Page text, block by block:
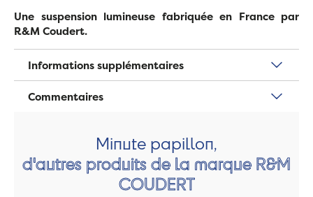
Une suspension lumineuse fabriquée en France par
R&M Coudert.
Informations supplémentaires
Commentaires
Minute papillon,
d'autres produits de la marque R&M
COUDERT